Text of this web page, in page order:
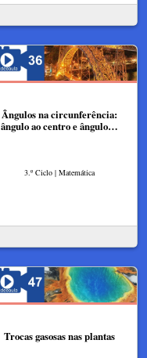
Ângulos na circunferência:
ângulo ao centro e ângulo…
3.º Ciclo | Matemática
Trocas gasosas nas plantas